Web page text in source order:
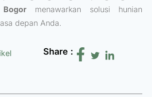
menawarkan solusi hunian
depan Anda.
Share :